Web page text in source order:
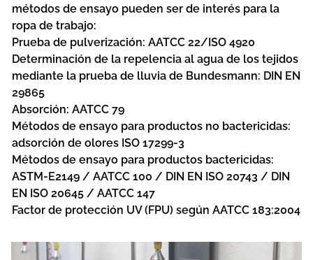
métodos de ensayo pueden ser de interés para la
ropa de trabajo:
Prueba de pulverización: AATCC 22/ISO 4920
Determinación de la repelencia al agua de los tejidos
mediante la prueba de lluvia de Bundesmann: DIN EN
29865
Absorción: AATCC 79
Métodos de ensayo para productos no bactericidas:
adsorción de olores ISO 17299-3
Métodos de ensayo para productos bactericidas:
ASTM-E2149 / AATCC 100 / DIN EN ISO 20743 / DIN
EN ISO 20645 / AATCC 147
Factor de protección UV (FPU) según AATCC 183:2004